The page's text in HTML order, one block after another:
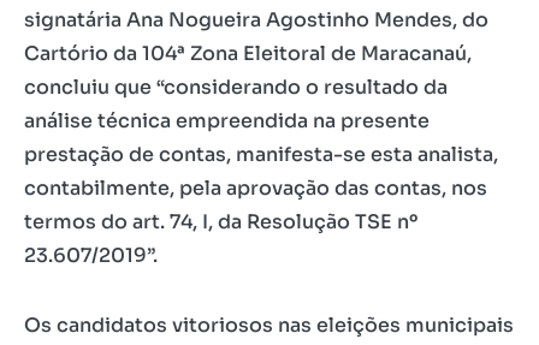
signatária Ana Nogueira Agostinho Mendes, do
Cartório da 104ª Zona Eleitoral de Maracanaú,
concluiu que “considerando o resultado da
análise técnica empreendida na presente
prestação de contas, manifesta-se esta analista,
contabilmente, pela aprovação das contas, nos
termos do art. 74, I, da Resolução TSE nº
23.607/2019”.
Os candidatos vitoriosos nas eleições municipais